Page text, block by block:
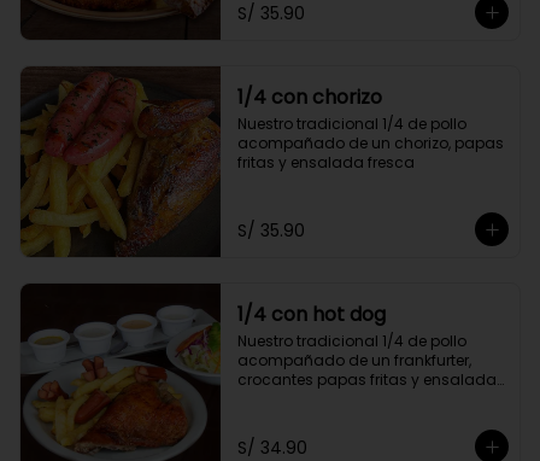
S/ 35.90
1/4 con chorizo
Nuestro tradicional 1/4 de pollo
acompañado de un chorizo, papas
fritas y ensalada fresca
S/ 35.90
1/4 con hot dog
Nuestro tradicional 1/4 de pollo
acompañado de un frankfurter,
crocantes papas fritas y ensalada
S/ 34.90